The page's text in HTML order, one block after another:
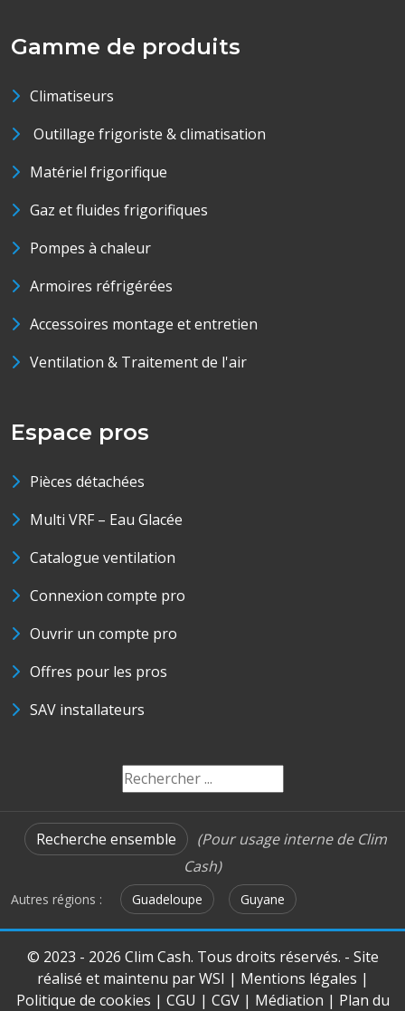
Gamme de produits
Climatiseurs
Outillage frigoriste & climatisation
Matériel frigorifique
Gaz et fluides frigorifiques
Pompes à chaleur
Armoires réfrigérées
Accessoires montage et entretien
Ventilation & Traitement de l'air
Espace pros
Pièces détachées
Multi VRF – Eau Glacée
Catalogue ventilation
Connexion compte pro
Ouvrir un compte pro
Offres pour les pros
SAV installateurs
Recherche ensemble
(Pour usage interne de Clim
Cash)
Autres régions : Guadeloupe Guyane
© 2023 - 2026 Clim Cash. Tous droits réservés. - Site
réalisé et maintenu parWSI | Mentions légales |
Politique de cookies | CGU | CGV| Médiation | Plan du